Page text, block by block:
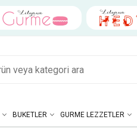
BUKETLER GURME LEZZETLER